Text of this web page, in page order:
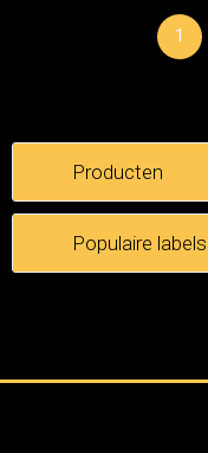
1
Producten
Populaire labels